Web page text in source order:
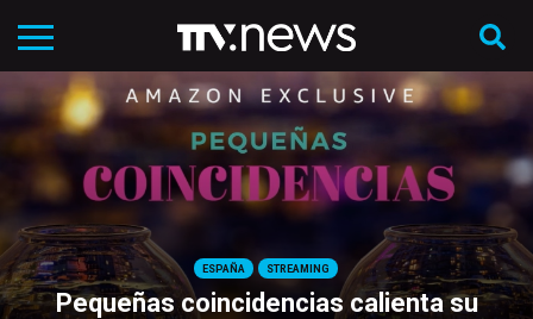
ESPAÑA STREAMING
Pequeñas coincidencias calienta su